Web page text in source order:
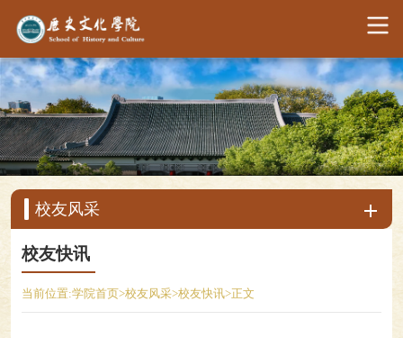
校友风采
校友快讯
当前位置:学院首页>校友风采>校友快讯>正文